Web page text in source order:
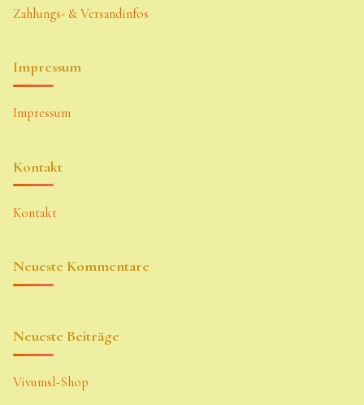
Zahlungs- & Versandinfos
Impressum
Impressum
Kontakt
Kontakt
Neueste Kommentare
Neueste Beiträge
Vivumsl-Shop